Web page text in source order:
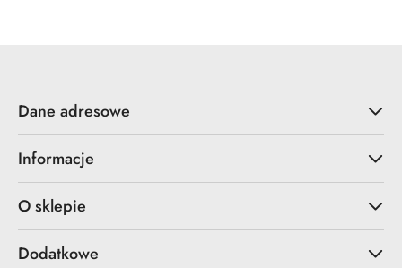
Dane adresowe
Informacje
O sklepie
Dodatkowe